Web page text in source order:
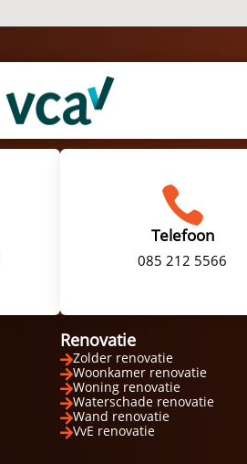

Telefoon
085 212 5566
Renovatie
Zolder renovatie
Woonkamer renovatie
Woning renovatie
Waterschade renovatie
Wand renovatie
VvE renovatie